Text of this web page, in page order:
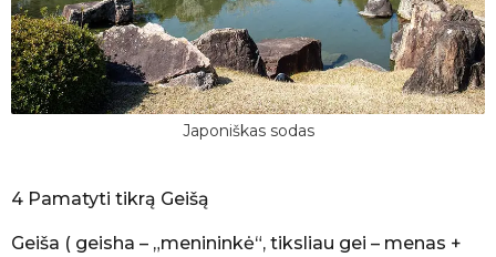
Japoniškas sodas
4 Pamatyti tikrą Geišą
Geiša ( geisha – „menininkė“, tiksliau gei – menas +